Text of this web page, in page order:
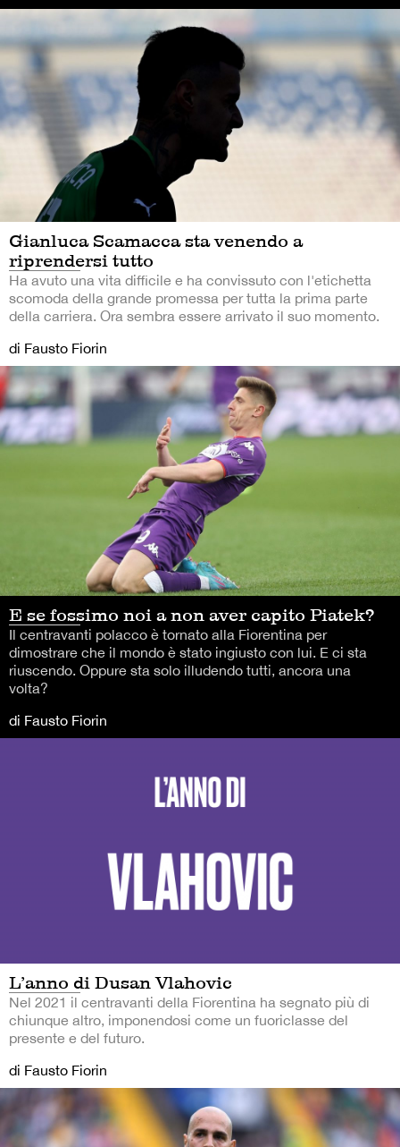
Gianluca Scamacca sta venendo a
riprendersi tutto
Ha avuto una vita difficile e ha convissuto con l'etichetta
scomoda della grande promessa per tutta la prima parte
della carriera. Ora sembra essere arrivato il suo momento.
di Fausto Fiorin
E se fossimo noi a non aver capito Piatek?
Il centravanti polacco è tornato alla Fiorentina per
dimostrare che il mondo è stato ingiusto con lui. E ci sta
riuscendo. Oppure sta solo illudendo tutti, ancora una
volta?
di Fausto Fiorin
L’anno di Dusan Vlahovic
Nel 2021 il centravanti della Fiorentina ha segnato più di
chiunque altro, imponendosi come un fuoriclasse del
presente e del futuro.
di Fausto Fiorin